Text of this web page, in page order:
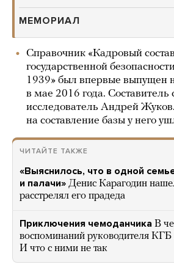
МЕМОРИАЛ
Справочник «Кадровый
государственной
1939» был впервые выпущен
в мае 2016 года.
исследователь Андрей
на составление базы у него
ЧИТАЙТЕ ТАКЖЕ
«Выяснилось, что в одной
и палачи» Денис Карагодин
расстрелял его прадеда
Приключения чемоданчика В
воспоминаний руководителя
И что с ними не так